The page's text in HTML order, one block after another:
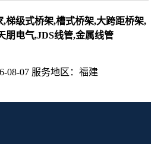
梯级式桥架,槽式桥架,大跨距桥架,
朋电气,JDS线管,金属线管
08-07 服务地区：福建